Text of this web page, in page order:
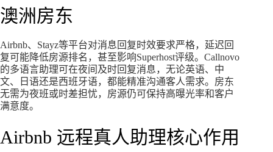
澳洲房东
Airbnb、Stayz等平台对消息回复时效要求严格，延迟回
复可能降低房源排名，甚至影响Superhost评级。Callnovo
的多语言助理可在夜间及时回复消息，无论英语、中
文、日语还是西班牙语，都能精准沟通客人需求。房东
无需为夜班或时差担忧，房源仍可保持高曝光率和客户
满意度。
Airbnb 远程真人助理核心作用